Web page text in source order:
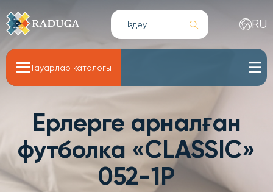
RU
Тауарлар каталогы
Ерлерге арналған
футболка «CLASSIC»
052-1P